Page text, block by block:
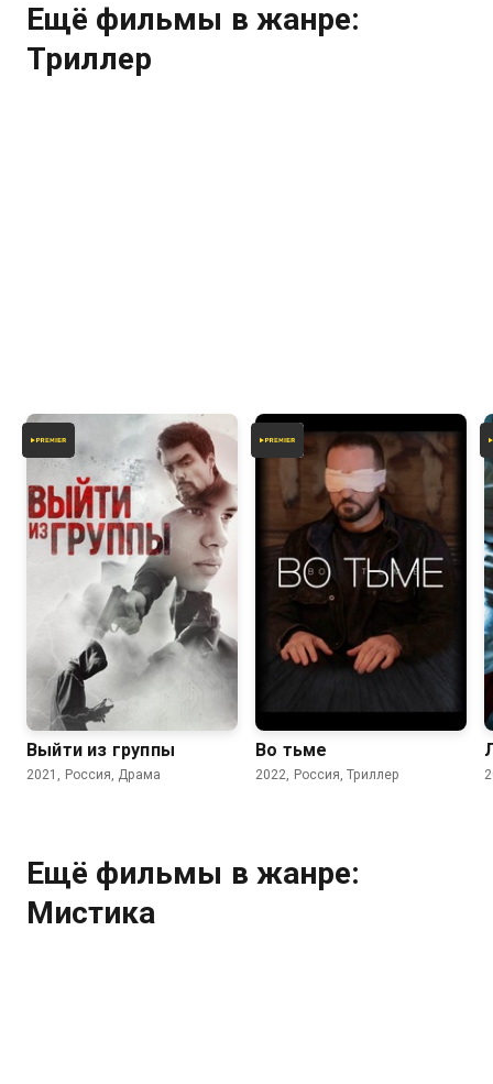
Ещё фильмы в жанре:
Триллер
5.6
Выйти из группы
2021, Россия, Драма
Во тьме
2022, Россия, Триллер
Ещё фильмы в жанре:
Мистика